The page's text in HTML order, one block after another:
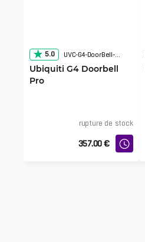
5.0 UVC-G4-DoorBell-Pro
Ubiquiti G4 Doorbell
Pro
rupture de stock
357.00 €